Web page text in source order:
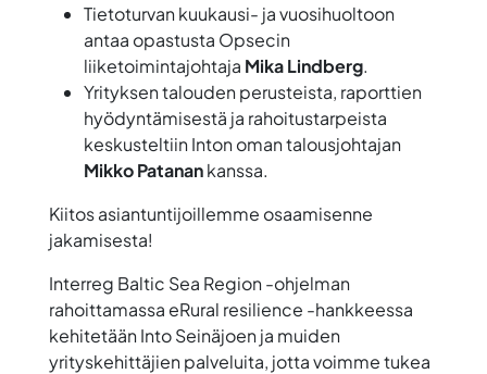
Tietoturvan kuukausi- ja vuosihuoltoon
antaa opastusta Opsecin
liiketoimintajohtaja Mika Lindberg.
Yrityksen talouden perusteista, raporttien
hyödyntämisestä ja rahoitustarpeista
keskusteltiin Inton oman talousjohtajan
Mikko Patanankanssa.
Kiitos asiantuntijoillemme osaamisenne
jakamisesta!
Interreg Baltic Sea Region -ohjelman
rahoittamassa eRural resilience -hankkeessa
kehitetään Into Seinäjoen ja muiden
yrityskehittäjien palveluita, jotta voimme tukea